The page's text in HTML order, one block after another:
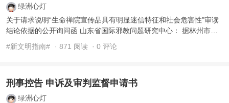
绿洲心灯
关于请求说明“生命禅院宣传品具有明显迷信特征和社会危害性”审读
结论依据的公开询问函 山东省国际邪教问题研究中心： 据林州市人
民检察院相关法律文书内 ...
#新文明指南# · 871 阅读 · 0 评论
刑事控告 申诉及审判监督申请书
绿洲心灯